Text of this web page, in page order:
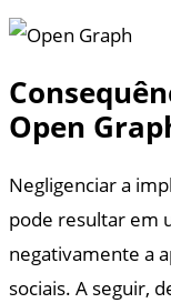
Open
Negligenciar a
pode resultar em
negativamente a
sociais. A seguir,